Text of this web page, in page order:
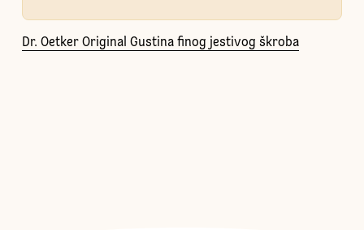
Dr. Oetker Original Gustina finog jestivog škroba